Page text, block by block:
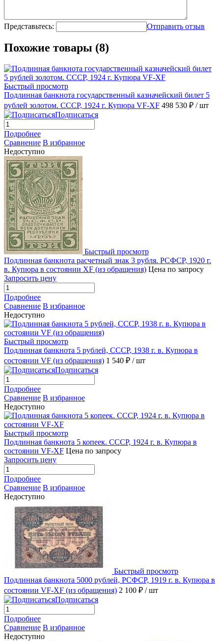
Представьтесь: Отправить отзыв
Похожие товары (8)
Быстрый просмотр
Подлинная банкнота государственный казначейский билет 5
рублей золотом. СССР, 1924 г. Купюра VF-XF 498 530 ₽ / шт
Подписаться
Подробнее
Сравнение В избранное
Недоступно
Быстрый просмотр
Подлинная банкнота расчетный знак 3 рубля. РСФСР, 1920 г.
в. Купюра в состоянии XF (из обращения) Цена по запросу
Запросить цену
Подробнее
Сравнение В избранное
Недоступно
Быстрый просмотр
Подлинная банкнота 5 рублей, СССР, 1938 г. в. Купюра в
состоянии VF (из обращения) 1 540 ₽ / шт
Подписаться
Подробнее
Сравнение В избранное
Недоступно
Быстрый просмотр
Подлинная банкнота 5 копеек. СССР, 1924 г. в. Купюра в
состоянии VF-XF Цена по запросу
Запросить цену
Подробнее
Сравнение В избранное
Недоступно
Быстрый просмотр
Подлинная банкнота 5000 рублей, РСФСР, 1919 г. в. Купюра в
состоянии VF-XF (из обращения) 2 100 ₽ / шт
Подписаться
Подробнее
Сравнение В избранное
Недоступно